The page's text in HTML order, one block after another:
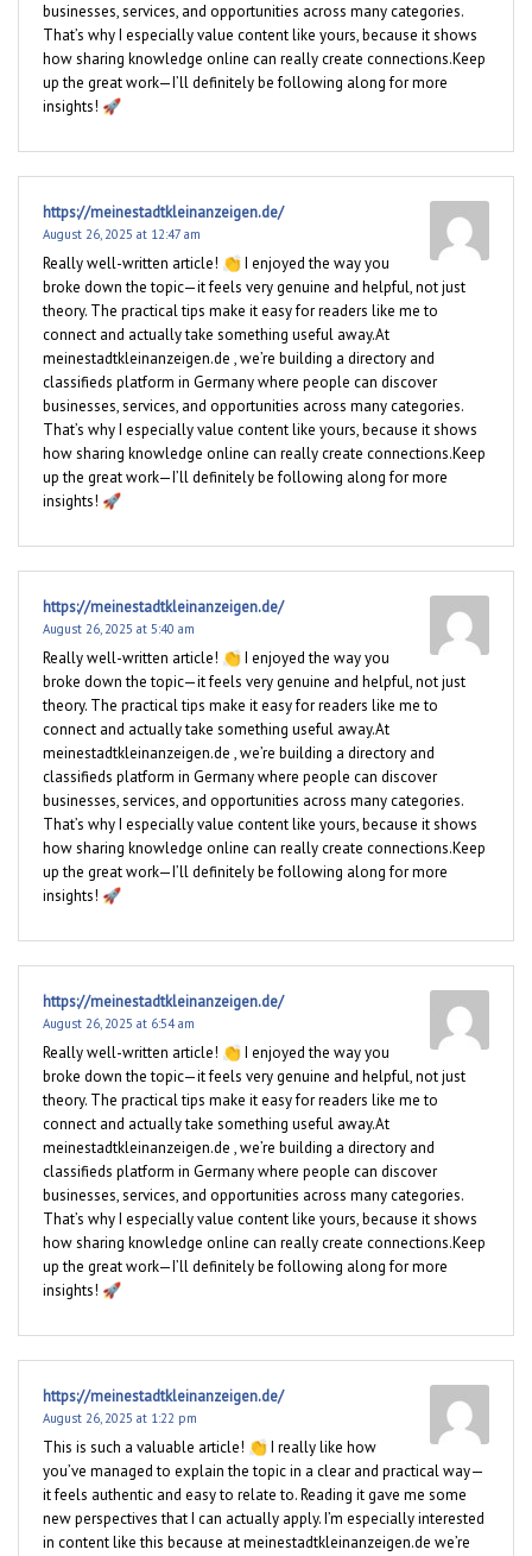
businesses, services, and opportunities across many categories.
That’s why I especially value content like yours, because it shows
how sharing knowledge online can really create connections.Keep
up the great work—I’ll definitely be following along for more
insights! 🚀
https://meinestadtkleinanzeigen.de/
August 26, 2025 at 12:47 am
Really well-written article! 👏 I enjoyed the way you
broke down the topic—it feels very genuine and helpful, not just
theory. The practical tips make it easy for readers like me to
connect and actually take something useful away.At
meinestadtkleinanzeigen.de , we’re building a directory and
classifieds platform in Germany where people can discover
businesses, services, and opportunities across many categories.
That’s why I especially value content like yours, because it shows
how sharing knowledge online can really create connections.Keep
up the great work—I’ll definitely be following along for more
insights! 🚀
https://meinestadtkleinanzeigen.de/
August 26, 2025 at 5:40 am
Really well-written article! 👏 I enjoyed the way you
broke down the topic—it feels very genuine and helpful, not just
theory. The practical tips make it easy for readers like me to
connect and actually take something useful away.At
meinestadtkleinanzeigen.de , we’re building a directory and
classifieds platform in Germany where people can discover
businesses, services, and opportunities across many categories.
That’s why I especially value content like yours, because it shows
how sharing knowledge online can really create connections.Keep
up the great work—I’ll definitely be following along for more
insights! 🚀
https://meinestadtkleinanzeigen.de/
August 26, 2025 at 6:54 am
Really well-written article! 👏 I enjoyed the way you
broke down the topic—it feels very genuine and helpful, not just
theory. The practical tips make it easy for readers like me to
connect and actually take something useful away.At
meinestadtkleinanzeigen.de , we’re building a directory and
classifieds platform in Germany where people can discover
businesses, services, and opportunities across many categories.
That’s why I especially value content like yours, because it shows
how sharing knowledge online can really create connections.Keep
up the great work—I’ll definitely be following along for more
insights! 🚀
https://meinestadtkleinanzeigen.de/
August 26, 2025 at 1:22 pm
This is such a valuable article! 👏 I really like how
you’ve managed to explain the topic in a clear and practical way—
it feels authentic and easy to relate to. Reading it gave me some
new perspectives that I can actually apply. I’m especially interested
in content like this because at meinestadtkleinanzeigen.de we’re